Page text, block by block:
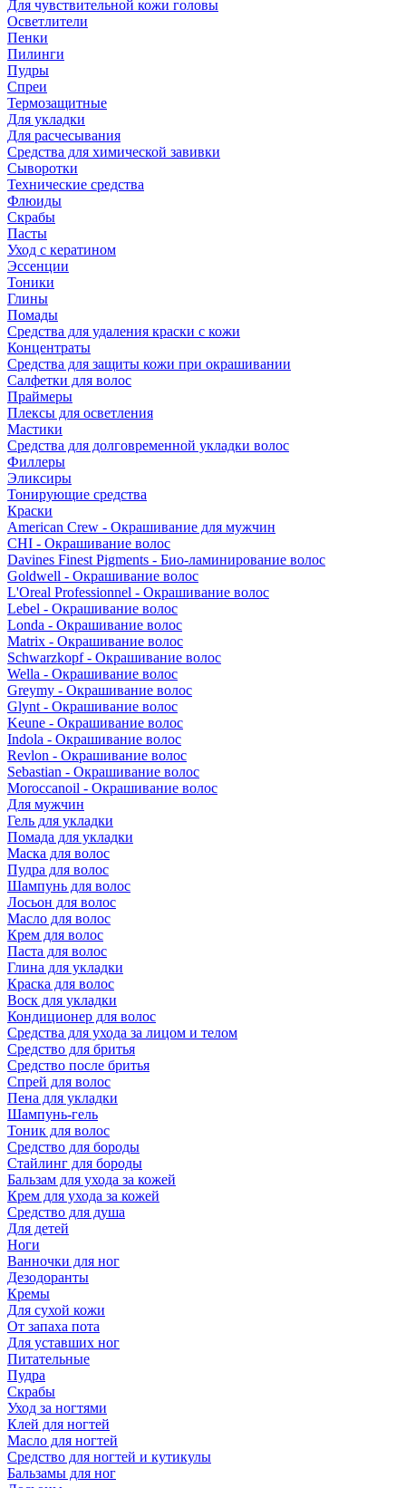
Для чувствительной кожи головы
Осветлители
Пенки
Пилинги
Пудры
Спреи
Термозащитные
Для укладки
Для расчесывания
Средства для химической завивки
Сыворотки
Технические средства
Флюиды
Скрабы
Пасты
Уход с кератином
Эссенции
Тоники
Глины
Помады
Средства для удаления краски с кожи
Концентраты
Средства для защиты кожи при окрашивании
Салфетки для волос
Праймеры
Плексы для осветления
Мастики
Средства для долговременной укладки волос
Филлеры
Эликсиры
Тонирующие средства
Краски
American Crew - Окрашивание для мужчин
CHI - Окрашивание волос
Davines Finest Pigments - Био-ламинирование волос
Goldwell - Окрашивание волос
L'Oreal Professionnel - Окрашивание волос
Lebel - Окрашивание волос
Londa - Окрашивание волос
Matrix - Окрашивание волос
Schwarzkopf - Окрашивание волос
Wella - Окрашивание волос
Greymy - Окрашивание волос
Glynt - Окрашивание волос
Keune - Окрашивание волос
Indola - Окрашивание волос
Revlon - Окрашивание волос
Sebastian - Окрашивание волос
Moroccanoil - Окрашивание волос
Для мужчин
Гель для укладки
Помада для укладки
Маска для волос
Пудра для волос
Шампунь для волос
Лосьон для волос
Масло для волос
Крем для волос
Паста для волос
Глина для укладки
Краска для волос
Воск для укладки
Кондиционер для волос
Средства для ухода за лицом и телом
Средство для бритья
Средство после бритья
Спрей для волос
Пена для укладки
Шампунь-гель
Тоник для волос
Средство для бороды
Стайлинг для бороды
Бальзам для ухода за кожей
Крем для ухода за кожей
Средство для душа
Для детей
Ноги
Ванночки для ног
Дезодоранты
Кремы
Для сухой кожи
От запаха пота
Для уставших ног
Питательные
Пудра
Скрабы
Уход за ногтями
Клей для ногтей
Масло для ногтей
Средство для ногтей и кутикулы
Бальзамы для ног